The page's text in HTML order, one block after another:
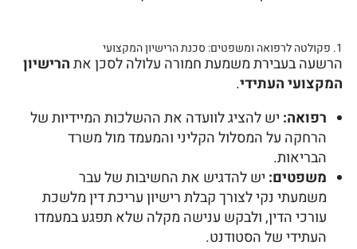
1. פקולטה לרפואה ומשפטים: סכנת הרישיון המקצועי
הרשעה בעבירת משמעת חמורה עלולה לסכן אתהרישיון
המקצועי העתידי.
רפואה: יש להציג לוועדה את ההשלכות המיידיות של
הרחקה על המסלול הקליני והמעמד מול משרד
הבריאות.
משפטים: יש להדגיש את החשיבות של עבר
משמעתי נקי לצורך קבלת רישיון עריכת דין מלשכת
עורכי הדין, ולבקש ענישה מקלה שלא תפגע במעמדו
העתידי של הסטודנט.